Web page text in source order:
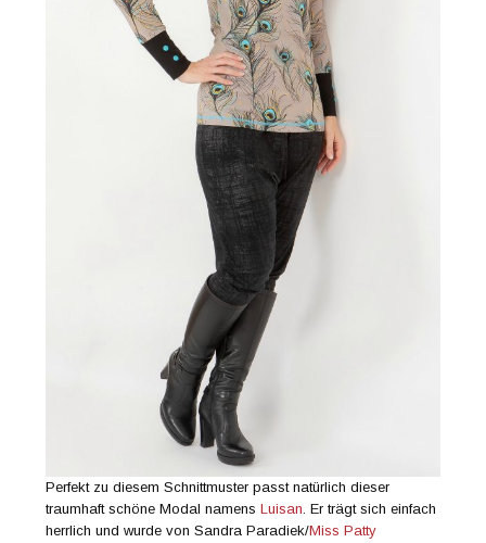
Perfekt zu diesem Schnittmuster passt natürlich dieser
traumhaft schöne Modal namensLuisan. Er trägt sich einfach
herrlich und wurde von Sandra Paradiek/Miss Patty